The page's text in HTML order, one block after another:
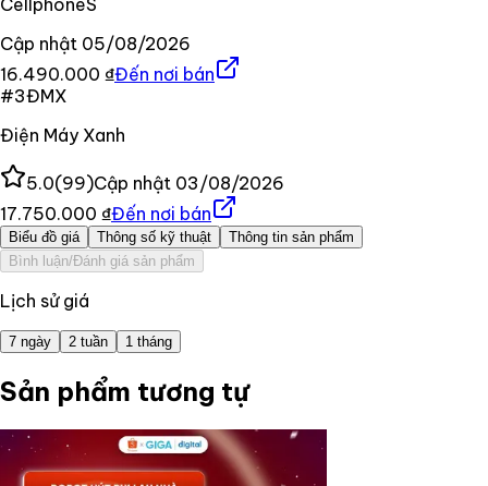
CellphoneS
Cập nhật 05/08/2026
16.490.000 ₫Đến nơi bán
#3ĐMX
Điện Máy Xanh
5.0(99)Cập nhật 03/08/2026
17.750.000 ₫Đến nơi bán
Biểu đồ giá Thông số kỹ thuật
Thông tin sản phẩm
Bình luận/Đánh giá sản phẩm
Lịch sử giá
7 ngày 2 tuần 1 tháng
Sản phẩm tương tự